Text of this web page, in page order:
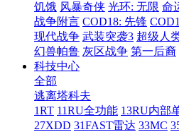
饥饿 风暴奇侠 光环: 无限 命
战争附言 COD18: 先锋
现代战争 武装突袭3 超级人
幻兽帕鲁 灰区战争 第一后裔
科技中心
全部
逃离塔科夫
1RT 11RU全功能 13RU内部
27XDD 31FAST雷达 33MC